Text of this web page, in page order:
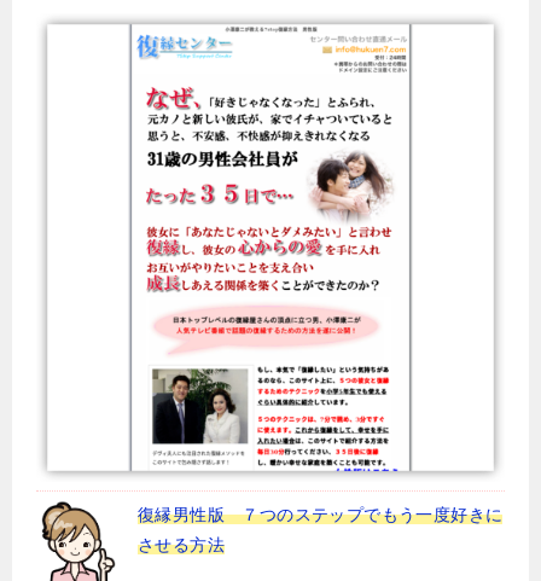
復縁男性版 ７つのステップでもう一度好きに
させる方法